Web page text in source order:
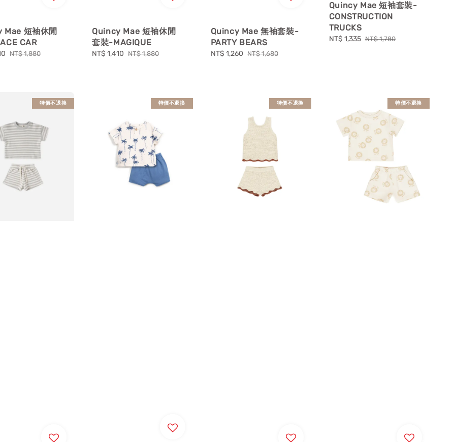
Mae 短袖休閒
CAR
Regular
NT$ 1,880
Quincy Mae 短袖休閒
套裝-MAGIQUE
Sale
NT$ 1,410 Regular
NT$ 1,880
Quincy Mae 無袖套裝-
PARTY BEARS
Sale
NT$ 1,260 Regular
NT$ 1,680
Quincy Mae 短袖套裝-
CONSTRUCTION
TRUCKS
Sale
NT$ 1,335 Regular
NT$ 1,780
特價不退換 特價不退換 特價不退換 特價不退換